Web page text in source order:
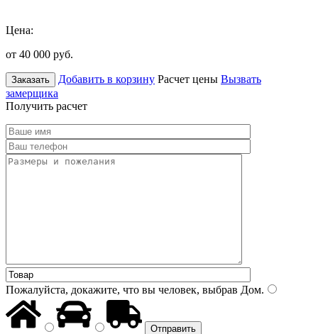
Цена:
от 40 000 руб.
Заказать Добавить в корзину Расчет цены Вызвать
замерщика
Получить расчет
Пожалуйста, докажите, что вы человек, выбрав Дом.